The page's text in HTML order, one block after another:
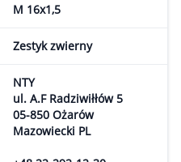
M 16x1,5
Zestyk zwierny
NTY
ul. A.F Radziwiłłów 5
05-850 Ożarów
Mazowiecki PL